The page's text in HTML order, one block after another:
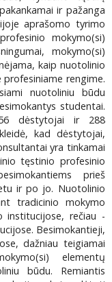
ir pažanga
aprašomo tyrimo
mokymo(si)
mokymo(si)
kaip nuotolinio
rengime.
nuotoliniu būdu
studentai.
dėstytojai ir 288
kad dėstytojai,
yra tinkamai
tęstinio profesinio
prieš
ir po jo. Nuotolinio
tradicinio mokymo
institucijose, rečiau -
Besimokantieji,
dažniau teigiamai
elementų
būdu. Remiantis